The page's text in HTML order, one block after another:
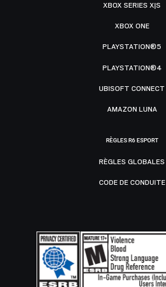
XBOX SERIES X|S
XBOX ONE
PLAYSTATION®5
PLAYSTATION®4
UBISOFT CONNECT
AMAZON LUNA
RÈGLES R6 ESPORT
RÈGLES GLOBALES
CODE DE CONDUITE